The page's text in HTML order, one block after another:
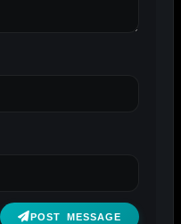
POST MESSAGE